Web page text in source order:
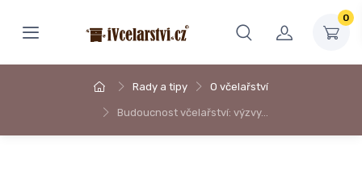
0
Rady a tipy O včelařství
Budoucnost včelařství: výzvy…